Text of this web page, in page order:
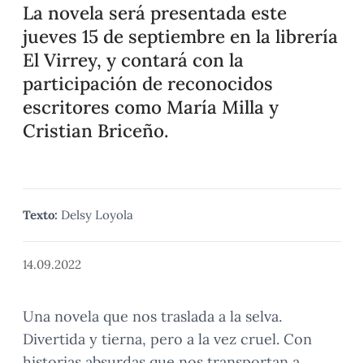
La novela será presentada este
jueves 15 de septiembre en la librería
El Virrey, y contará con la
participación de reconocidos
escritores como María Milla y
Cristian Briceño.
Texto: Delsy Loyola
14.09.2022
Una novela que nos traslada a la selva.
Divertida y tierna, pero a la vez cruel. Con